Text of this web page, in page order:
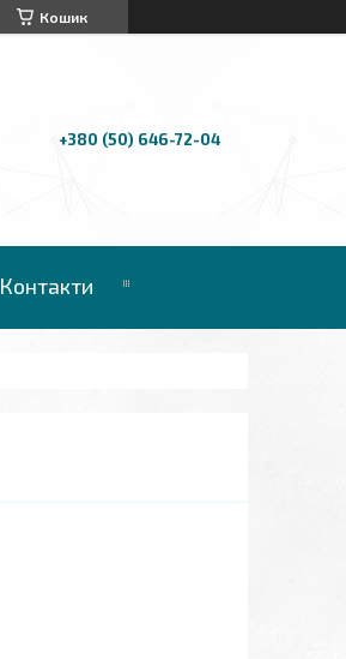
Кошик
+380 (50) 646-72-04
Контакти